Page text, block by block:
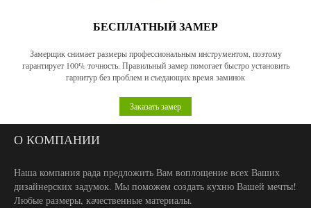
БЕСПЛАТНЫЙ ЗАМЕР
Замерщик снимает размеры профессиональным инструментом, поэтому
гарантирует 100% точность. Правильный замер помогает быстро установить
гарнитур без проблем и съедающих время заминок
Заказать замер
О КОМПАНИИ
Наша компания рада предложить Вам воплощение всех Ваших
дизайнерских задумок. Мы поможем создать кухню Вашей мечты!
Любые размеры, качественные материалы.